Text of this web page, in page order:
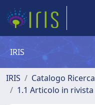
IRIS
IRIS Catalogo Ricerca
1.1 Articolo in rivista